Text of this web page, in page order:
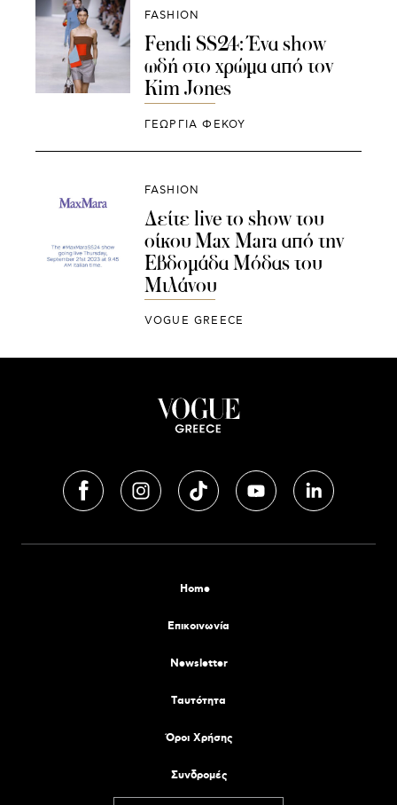
FASHION
Fendi SS24: Ένα show
ωδή στο χρώμα από τον
Kim Jones
ΓΕΩΡΓΙΑ ΦΕΚΟΥ
FASHION
Δείτε live το show του
οίκου Max Mara από την
Εβδομάδα Μόδας του
Μιλάνου
VOGUE GREECE
Home
Επικοινωνία
Newsletter
Tαυτότητα
Όροι Χρήσης
Συνδρομές